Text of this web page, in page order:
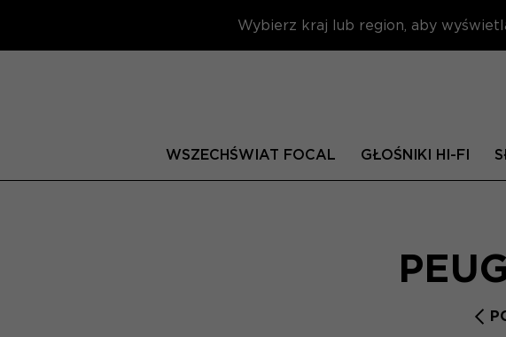
Wybierz kraj lub region, aby
WSZECHŚWIAT FOCAL GŁOŚNIKI HI-FI